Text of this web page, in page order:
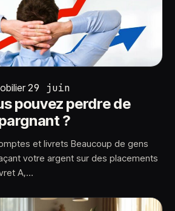
29 juin
pouvez perdre de
?
et livrets Beaucoup de gens
votre argent sur des placements
A,…